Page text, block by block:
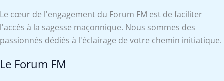
Le cœur de l'engagement du Forum FM est de faciliter
l'accès à la sagesse maçonnique. Nous sommes des
passionnés dédiés à l'éclairage de votre chemin initiatique.
Le Forum FM